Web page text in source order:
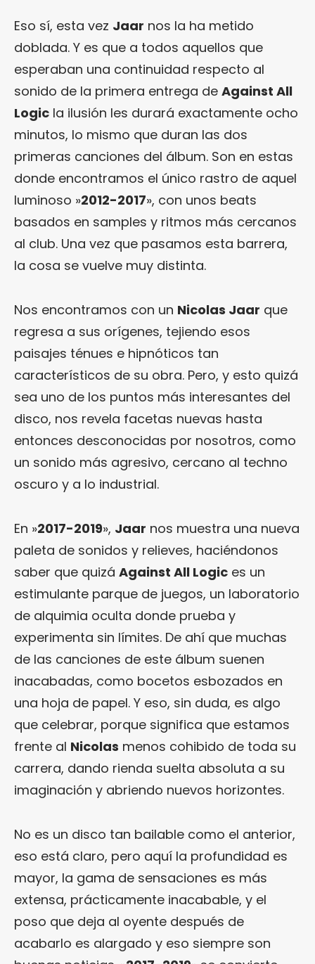
Eso sí, esta vez Jaar nos la ha metido
doblada. Y es que a todos aquellos que
esperaban una continuidad respecto al
sonido de la primera entrega de Against All
Logic la ilusión les durará exactamente ocho
minutos, lo mismo que duran las dos
primeras canciones del álbum. Son en estas
donde encontramos el único rastro de aquel
luminoso »2012-2017», con unos beats
basados en samples y ritmos más cercanos
al club. Una vez que pasamos esta barrera,
la cosa se vuelve muy distinta.
Nos encontramos con un Nicolas Jaar que
regresa a sus orígenes, tejiendo esos
paisajes ténues e hipnóticos tan
característicos de su obra. Pero, y esto quizá
sea uno de los puntos más interesantes del
disco, nos revela facetas nuevas hasta
entonces desconocidas por nosotros, como
un sonido más agresivo, cercano al techno
oscuro y a lo industrial.
En »2017-2019», Jaar nos muestra una nueva
paleta de sonidos y relieves, haciéndonos
saber que quizá Against All Logic es un
estimulante parque de juegos, un laboratorio
de alquimia oculta donde prueba y
experimenta sin límites. De ahí que muchas
de las canciones de este álbum suenen
inacabadas, como bocetos esbozados en
una hoja de papel. Y eso, sin duda, es algo
que celebrar, porque significa que estamos
frente al Nicolas menos cohibido de toda su
carrera, dando rienda suelta absoluta a su
imaginación y abriendo nuevos horizontes.
No es un disco tan bailable como el anterior,
eso está claro, pero aquí la profundidad es
mayor, la gama de sensaciones es más
extensa, prácticamente inacabable, y el
poso que deja al oyente después de
acabarlo es alargado y eso siempre son